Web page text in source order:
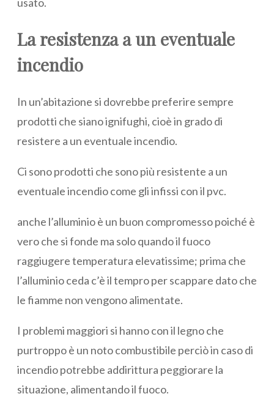
La resistenza a un eventuale
incendio
In un’abitazione si dovrebbe preferire sempre
prodotti che siano ignifughi, cioè in grado di
resistere a un eventuale incendio.
Ci sono prodotti che sono più resistente a un
eventuale incendio come gli infissi con il pvc.
anche l’alluminio è un buon compromesso poiché è
vero che si fonde ma solo quando il fuoco
raggiugere temperatura elevatissime; prima che
l’alluminio ceda c’è il tempro per scappare dato che
le fiamme non vengono alimentate.
I problemi maggiori si hanno con il legno che
purtroppo è un noto combustibile perciò in caso di
incendio potrebbe addirittura peggiorare la
situazione, alimentando il fuoco.